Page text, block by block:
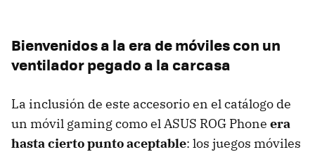
Bienvenidos a la era de móviles con un
ventilador pegado a la carcasa
La inclusión de este accesorio en el catálogo de
un móvil gaming como el ASUS ROG Phone era
hasta cierto punto aceptable: los juegos móviles